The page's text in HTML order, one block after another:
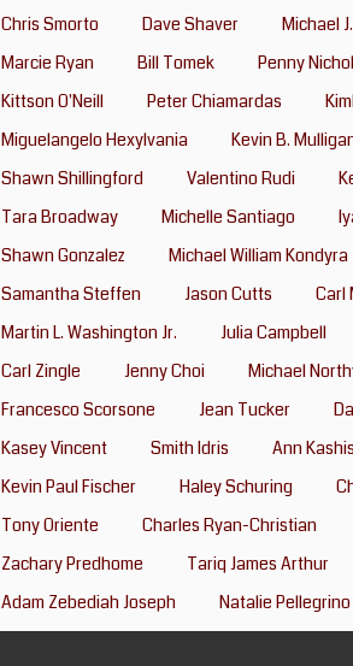
Chris Smorto
Dave Shaver
Michael
Marcie Ryan
Bill Tomek
Penny
Kittson O'Neill
Peter Chiamardas
Miguelangelo Hexylvania
Kevin B.
Shawn Shillingford
Valentino Rudi
Tara Broadway
Michelle Santiago
Shawn Gonzalez
Michael William Kondyra
Samantha Steffen
Jason Cutts
Carl
Martin L. Washington Jr.
Julia Campbell
Carl Zingle
Jenny Choi
Michael
Francesco Scorsone
Jean Tucker
Kasey Vincent
Smith Idris
Ann
Kevin Paul Fischer
Haley Schuring
Tony Oriente
Charles Ryan-Christian
Zachary Predhome
Tariq James Arthur
Adam Zebediah Joseph
Natalie Pellegrino